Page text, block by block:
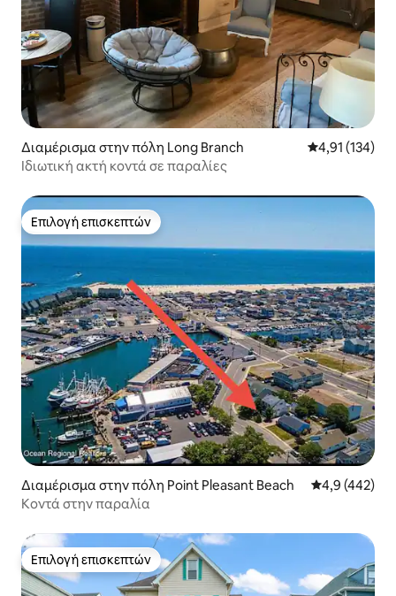
Διαμέρισμα στην πόλη Long Branch Μέση
4,91 (134)
Ιδιωτική ακτή κοντά σε παραλίες
Επιλογή επισκεπτών
Επιλογή επισκεπτών
Διαμέρισμα στην πόλη Point Pleasant Beach Μέση
4,9 (442)
Κοντά στην παραλία
Επιλογή επισκεπτών
Επιλογή επισκεπτών